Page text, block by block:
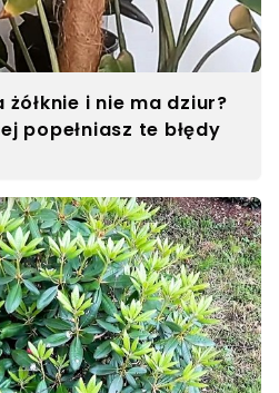
i nie ma dziur?
popełniasz te błędy